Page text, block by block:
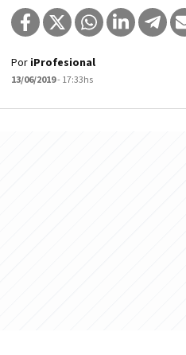
Por iProfesional
13/06/2019- 17:33hs